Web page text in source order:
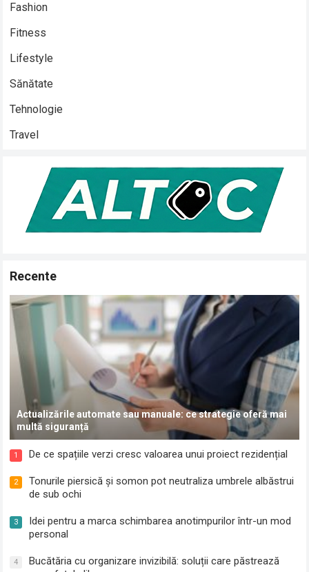
Fashion
Fitness
Lifestyle
Sănătate
Tehnologie
Travel
Recente
Actualizările automate sau manuale: ce strategie oferă mai
multă siguranță
1 De ce spațiile verzi cresc valoarea unui proiect rezidențial
2
Tonurile piersică și somon pot neutraliza umbrele albăstrui
de sub ochi
3
Idei pentru a marca schimbarea anotimpurilor într-un mod
personal
4
Bucătăria cu organizare invizibilă: soluții care păstrează